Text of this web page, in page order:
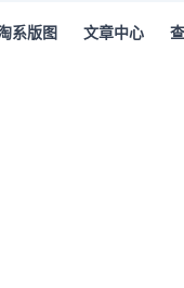
系版图 文章中心